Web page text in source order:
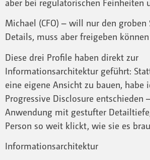
aber bei regulatorischen Feinheiten
Michael (CFO) – will nur den groben
Details, muss aber freigeben können
Diese drei Profile haben direkt zur
Informationsarchitektur geführt:
eine eigene Ansicht zu bauen, habe
Progressive Disclosure entschieden
Anwendung mit gestufter
Person so weit klickt, wie sie es
Informationsarchitektur